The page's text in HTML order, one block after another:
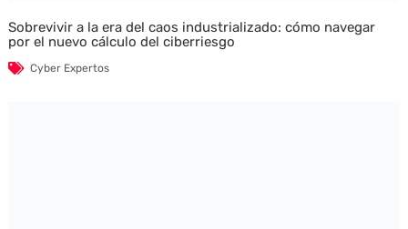
Sobrevivir a la era del caos industrializado: cómo navegar
por el nuevo cálculo del ciberriesgo
Cyber Expertos